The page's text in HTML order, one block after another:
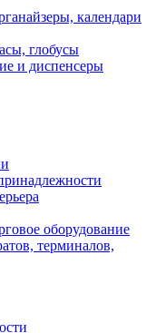
календари
глобусы
и диспенсеры
оборудование
терминалов,